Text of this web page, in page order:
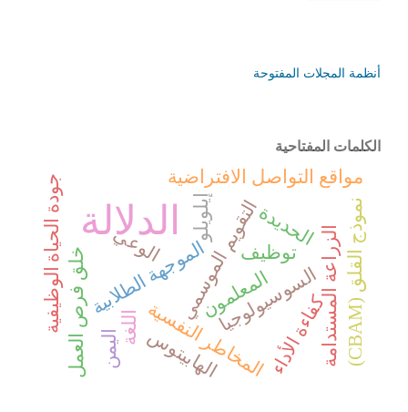
أنظمة المجلات المفتوحة
الكلمات المفتاحية
الدلالة التقويم الموسمي
اللغة
الوعي
الموجهة الطلابية
المخاطر النفسية
مواقع التواصل الافتراضية
توظيف
السوسيولوجيا
إيلويلو
الزراعة المستدامة خلق فرص العمل كفاءة الأداء الهابيتوس
ن
م
و
ذ
ج
ا
ل
ق
ل
ق
(
C
B
A
M
) جودة الحياة الوظيفية
اليمن
المعلمون
الحديدة